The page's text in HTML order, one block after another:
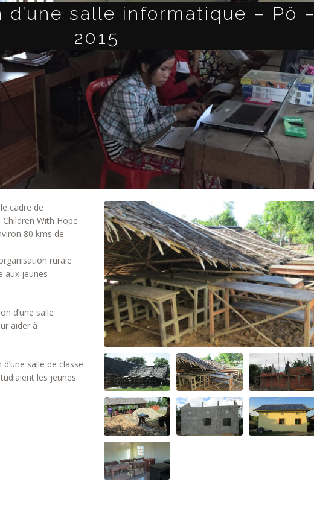
d’une salle informatique – Pô –
2015
cadre de
Children With Hope
80 kms de
rurale
aux jeunes
d’une salle
aider à
salle de classe
les jeunes